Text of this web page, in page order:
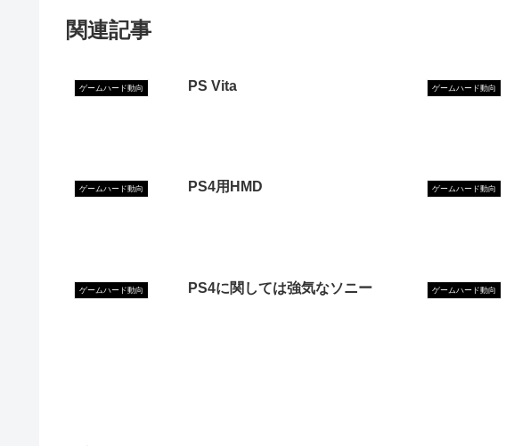
関連記事
ゲームハード動向 PS Vita ゲームハード動向
ゲームハード動向 PS4用HMD ゲームハード動向
ゲームハード動向 PS4に関しては強気なソニー ゲームハード動向